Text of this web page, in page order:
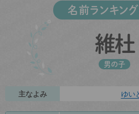
名前ランキン
維杜
男の子
主なよみ ゆい